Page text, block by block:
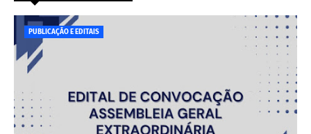
PUBLICAÇÃO E EDITAIS